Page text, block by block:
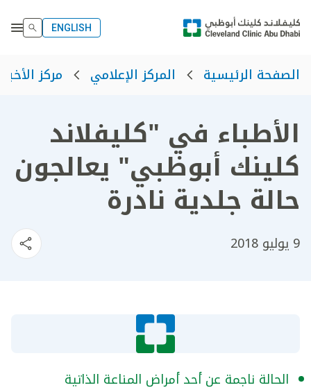
ENGLISH
الصفحة الرئيسية المركز الإعلامي مركز الأخبار
الأطباء في "كليفلاند
كلينك أبوظبي" يعالجون
حالة جلدية نادرة
9 يوليو 2018
الحالة ناجمة عن أحد أمراض المناعة الذاتية